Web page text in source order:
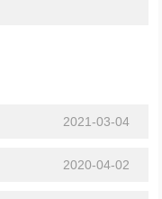
2021-03-04
2020-04-02